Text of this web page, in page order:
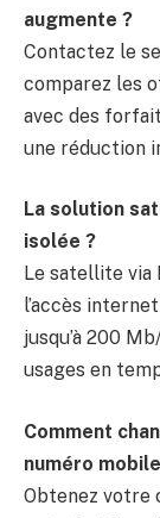
augmente ?
Contactez le
comparez les
avec des
une réduction
La solution
isolée ?
Le satellite
l’accès
jusqu’à 200
usages en
Comment
numéro
Obtenez votre